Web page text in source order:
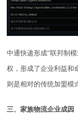
中通快递形成“联邦制
权，形成了企业利益和
则是相对的传统加盟模
三、家族物流企业成因